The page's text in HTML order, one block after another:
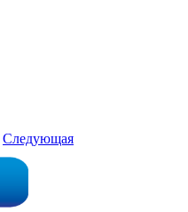
Следующая